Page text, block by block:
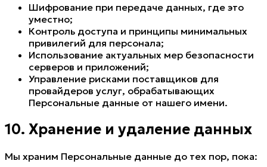
Шифрование при передаче данных, где это
уместно;
Контроль доступа и принципы минимальных
привилегий для персонала;
Использование актуальных мер безопасности
серверов и приложений;
Управление рисками поставщиков для
провайдеров услуг, обрабатывающих
Персональные данные от нашего имени.
10. Хранение и удаление данных
Мы храним Персональные данные до тех пор, пока: